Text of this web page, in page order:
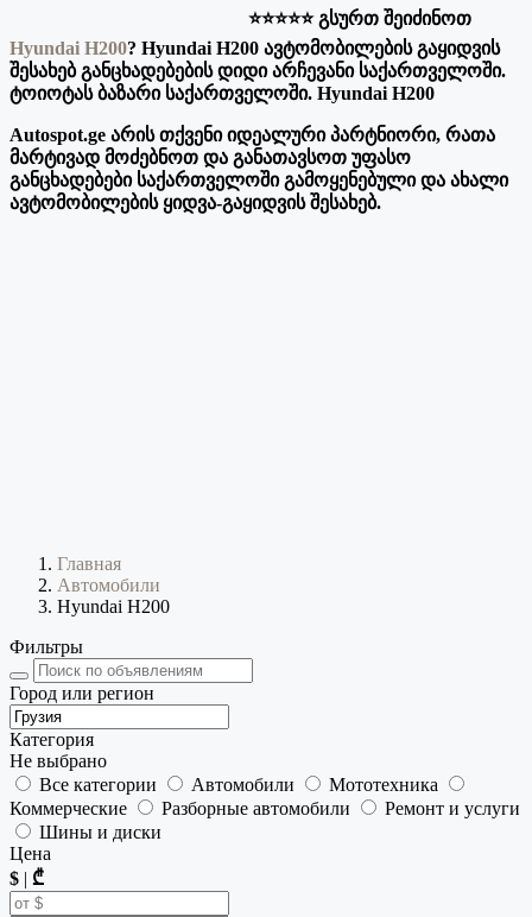
⭐️⭐️⭐️⭐️⭐️ გსურთ შეიძინოთ
Hyundai H200? Hyundai H200 ავტომობილების გაყიდვის
შესახებ განცხადებების დიდი არჩევანი საქართველოში.
ტოიოტას ბაზარი საქართველოში. Hyundai H200
Autospot.ge არის თქვენი იდეალური პარტნიორი, რათა
მარტივად მოძებნოთ და განათავსოთ უფასო
განცხადებები საქართველოში გამოყენებული და ახალი
ავტომობილების ყიდვა-გაყიდვის შესახებ.
Главная
Автомобили
Hyundai H200
Фильтры
Город или регион
Категория
Не выбрано
Все категории
Автомобили
Мототехника
Коммерческие
Разборные автомобили
Ремонт и услуги
Шины и диски
Цена
$ | ₾